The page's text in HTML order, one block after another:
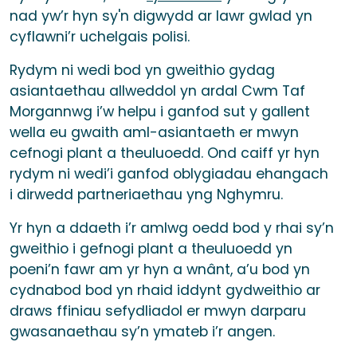
nad yw’r hyn sy'n digwydd ar lawr gwlad yn
cyflawni’r uchelgais polisi.
Rydym ni wedi bod yn gweithio gydag
asiantaethau allweddol yn ardal Cwm Taf
Morgannwg i’w helpu i ganfod sut y gallent
wella eu gwaith aml-asiantaeth er mwyn
cefnogi plant a theuluoedd. Ond caiff yr hyn
rydym ni wedi’i ganfod oblygiadau ehangach
i dirwedd partneriaethau yng Nghymru.
Yr hyn a ddaeth i’r amlwg oedd bod y rhai sy’n
gweithio i gefnogi plant a theuluoedd yn
poeni’n fawr am yr hyn a wnânt, a’u bod yn
cydnabod bod yn rhaid iddynt gydweithio ar
draws ffiniau sefydliadol er mwyn darparu
gwasanaethau sy’n ymateb i’r angen.